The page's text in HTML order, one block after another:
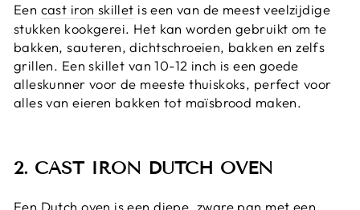
Een cast iron skillet is een van de meest veelzijdige
stukken kookgerei. Het kan worden gebruikt om te
bakken, sauteren, dichtschroeien, bakken en zelfs
grillen. Een skillet van 10-12 inch is een goede
alleskunner voor de meeste thuiskoks, perfect voor
alles van eieren bakken tot maïsbrood maken.
2. CAST IRON DUTCH OVEN
Een Dutch oven is een diepe, zware pan met een